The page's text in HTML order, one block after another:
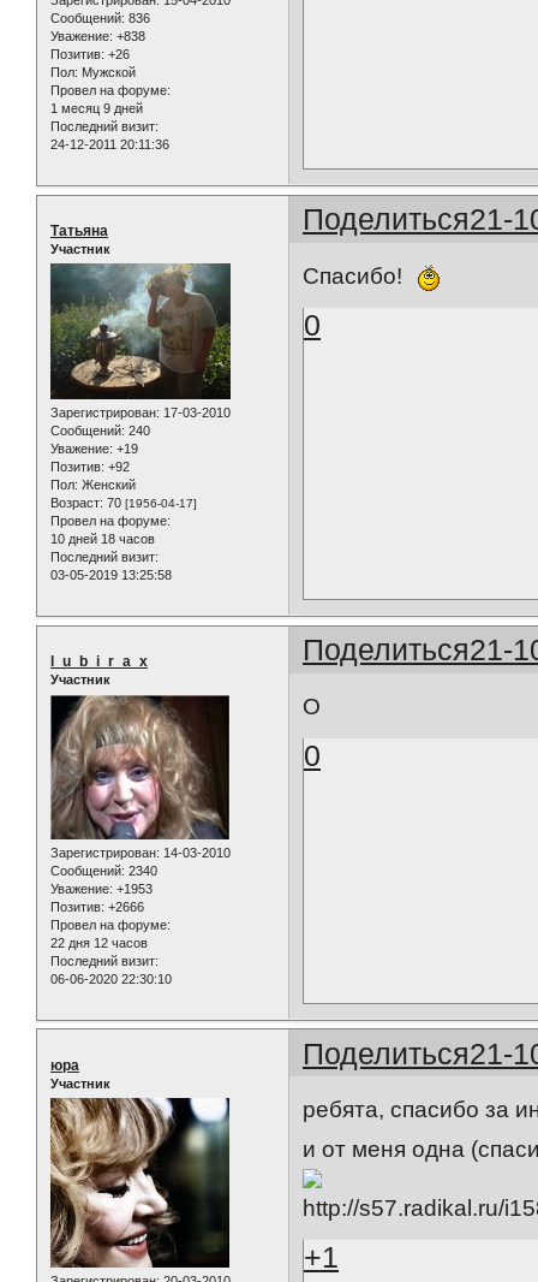
Сообщений: 836
Уважение: +838
Позитив: +26
Пол: Мужской
Провел на форуме:
1 месяц 9 дней
Последний визит:
24-12-2011 20:11:36
Поделиться21-
Татьяна
Участник
Зарегистрирован: 17-03-2010
Сообщений: 240
Уважение: +19
Позитив: +92
Пол: Женский
Возраст: 70 [1956-04-17]
Провел на форуме:
10 дней 18 часов
Последний визит:
03-05-2019 13:25:58
Спасибо!
0
Поделиться21-
l_u_b_i_r_a_x
Участник
Зарегистрирован: 14-03-2010
Сообщений: 2340
Уважение: +1953
Позитив: +2666
Провел на форуме:
22 дня 12 часов
Последний визит:
06-06-2020 22:30:10
О
0
Поделиться21-
юра
Участник
ребята, спасибо за
и от меня одна
+1